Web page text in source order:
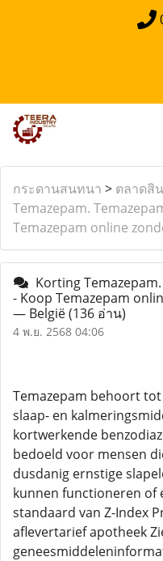
กระดานสนทนา > ตลาดสิ
Temazepam.
Temazepam online
Korting
- Koop Temazepam
— België(136 อ่าน)
4 พ.ย. 2568 04:06
Temazepam behoort
slaap- en
kortwerkende
bedoeld voor mensen
dusdanig ernstige
kunnen functioneren of
standaard van Z-Index
aflevertarief apotheek